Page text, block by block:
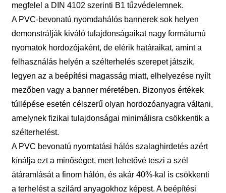
megfelel a DIN 4102 szerinti B1 tűzvédelemnek.
A PVC-bevonatú nyomdahálós bannerek sok helyen
demonstrálják kiváló tulajdonságaikat nagy formátumú
nyomatok hordozójaként, de elérik határaikat, amint a
felhasználás helyén a szélterhelés szerepet játszik,
legyen az a beépítési magasság miatt, elhelyezése nyílt
mezőben vagy a banner méretében. Bizonyos értékek
túllépése esetén célszerű olyan hordozóanyagra váltani,
amelynek fizikai tulajdonságai minimálisra csökkentik a
szélterhelést.
A PVC bevonatú nyomtatási hálós szalaghirdetés azért
kínálja ezt a minőséget, mert lehetővé teszi a szél
átáramlását a finom hálón, és akár 40%-kal is csökkenti
a terhelést a szilárd anyagokhoz képest. A beépítési